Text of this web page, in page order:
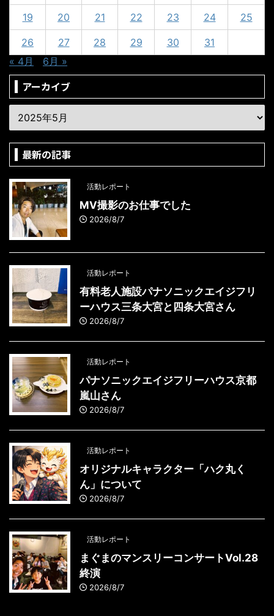
19 20 21 22 23 24 25
26 27 28 29 30
31
« 4月
6月 »
アーカイブ
最新の記事
活動レポート
MV撮影のお仕事でした
2026/8/7
活動レポート
有料老人施設パナソニックエイジフリ
ーハウス三条大宮と四条大宮さん
2026/8/7
活動レポート
パナソニックエイジフリーハウス京都
嵐山さん
2026/8/7
活動レポート
オリジナルキャラクター「ハク丸く
ん」について
2026/8/7
活動レポート
まぐまのマンスリーコンサートVol.28
終演
2026/8/7